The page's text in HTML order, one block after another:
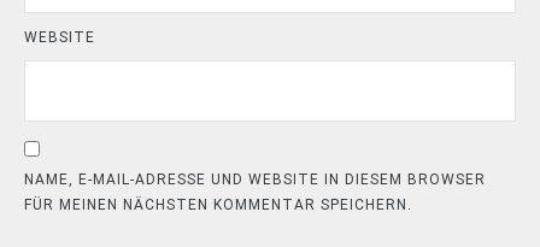
WEBSITE
NAME, E-MAIL-ADRESSE UND WEBSITE IN DIESEM BROWSER
FÜR MEINEN NÄCHSTEN KOMMENTAR SPEICHERN.